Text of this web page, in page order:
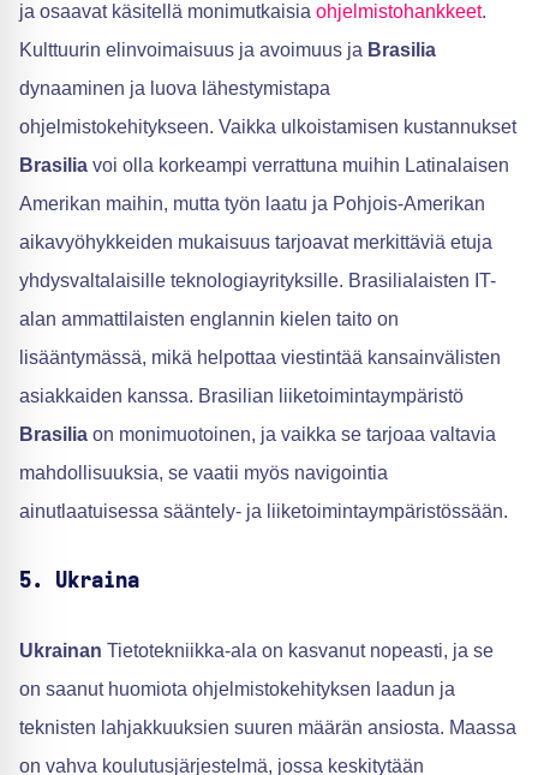
ja osaavat käsitellä monimutkaisia ohjelmistohankkeet.
Kulttuurin elinvoimaisuus ja avoimuus ja Brasilia
dynaaminen ja luova lähestymistapa
ohjelmistokehitykseen. Vaikka ulkoistamisen kustannukset
Brasilia voi olla korkeampi verrattuna muihin Latinalaisen
Amerikan maihin, mutta työn laatu ja Pohjois-Amerikan
aikavyöhykkeiden mukaisuus tarjoavat merkittäviä etuja
yhdysvaltalaisille teknologiayrityksille. Brasilialaisten IT-
alan ammattilaisten englannin kielen taito on
lisääntymässä, mikä helpottaa viestintää kansainvälisten
asiakkaiden kanssa. Brasilian liiketoimintaympäristö
Brasilia on monimuotoinen, ja vaikka se tarjoaa valtavia
mahdollisuuksia, se vaatii myös navigointia
ainutlaatuisessa sääntely- ja liiketoimintaympäristössään.
5. Ukraina
Ukrainan Tietotekniikka-ala on kasvanut nopeasti, ja se
on saanut huomiota ohjelmistokehityksen laadun ja
teknisten lahjakkuuksien suuren määrän ansiosta. Maassa
on vahva koulutusjärjestelmä, jossa keskitytään